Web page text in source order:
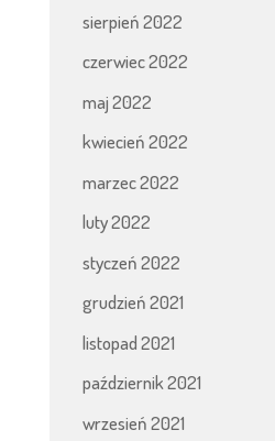
sierpień 2022
czerwiec 2022
maj 2022
kwiecień 2022
marzec 2022
luty 2022
styczeń 2022
grudzień 2021
listopad 2021
październik 2021
wrzesień 2021